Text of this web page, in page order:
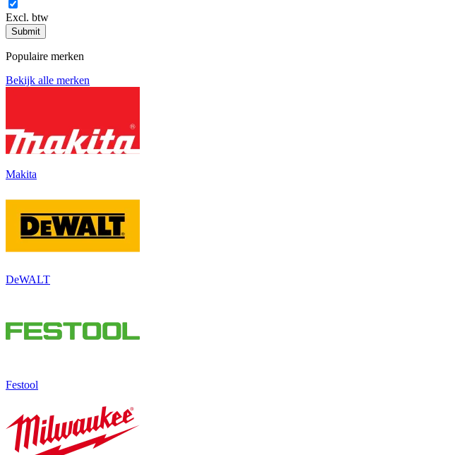
Excl. btw
Submit
Populaire merken
Bekijk alle merken
Makita
DeWALT
Festool